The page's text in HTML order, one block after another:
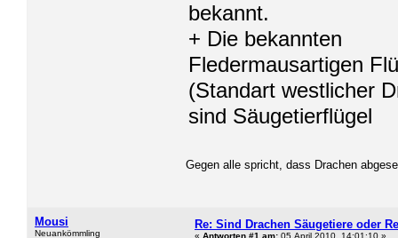
bekannt.
+ Die bekannten
Fledermausartigen
(Standart westlicher
sind Säugetierflügel
Gegen alle spricht, dass Drachen
Mousi
Neuankömmling
Re: Sind Drachen Säugetiere oder
« Antworten #1 am: 05.April.2010, 14:01:10 »